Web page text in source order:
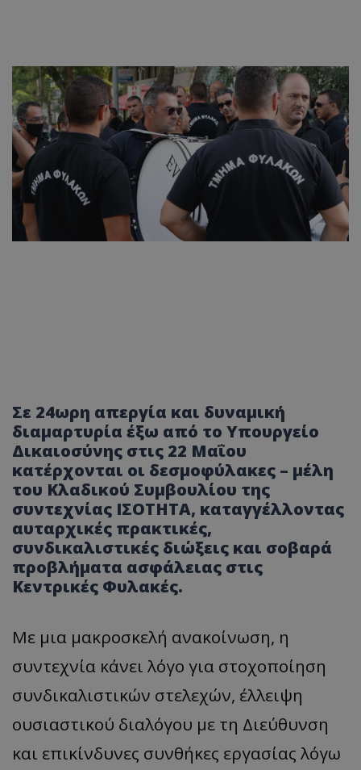
Σε 24ωρη απεργία και δυναμική
διαμαρτυρία έξω από το Υπουργείο
Δικαιοσύνης στις 22 Μαΐου
κατέρχονται οι δεσμοφύλακες – μέλη
του Κλαδικού Συμβουλίου της
συντεχνίας ΙΣΟΤΗΤΑ, καταγγέλλοντας
αυταρχικές πρακτικές,
συνδικαλιστικές διώξεις και σοβαρά
προβλήματα ασφάλειας στις
Κεντρικές Φυλακές.
Με μια μακροσκελή ανακοίνωση, η
συντεχνία κάνει λόγο για στοχοποίηση
συνδικαλιστικών στελεχών, έλλειψη
ουσιαστικού διαλόγου με τη Διεύθυνση
και επικίνδυνες συνθήκες εργασίας λόγω